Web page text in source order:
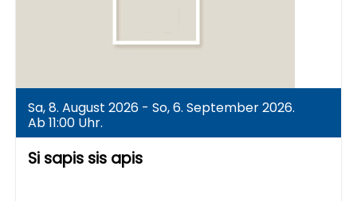
Sa, 8. August 2026 - So, 6. September 2026.
Ab 11:00 Uhr.
Si sapis sis apis